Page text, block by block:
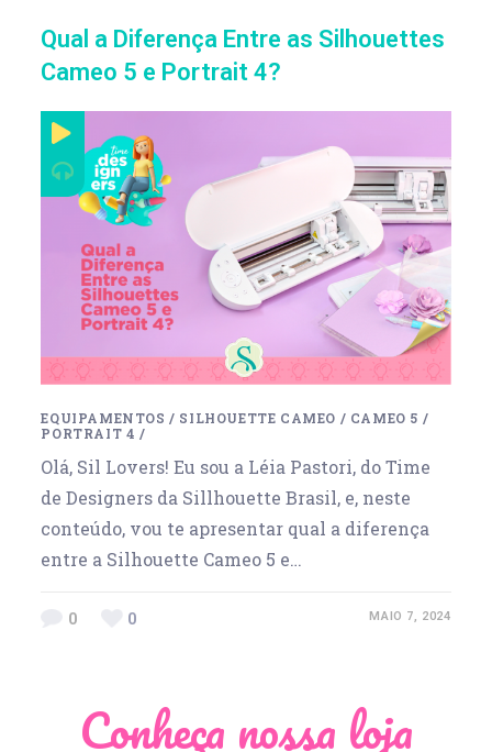
Qual a Diferença Entre as Silhouettes
Cameo 5 e Portrait 4?
EQUIPAMENTOS / SILHOUETTE CAMEO / CAMEO 5 /
PORTRAIT 4 /
Olá, Sil Lovers! Eu sou a Léia Pastori, do Time
de Designers da Sillhouette Brasil, e, neste
conteúdo, vou te apresentar qual a diferença
entre a Silhouette Cameo 5 e…
0 0 MAIO 7, 2024
Conheça nossa loja